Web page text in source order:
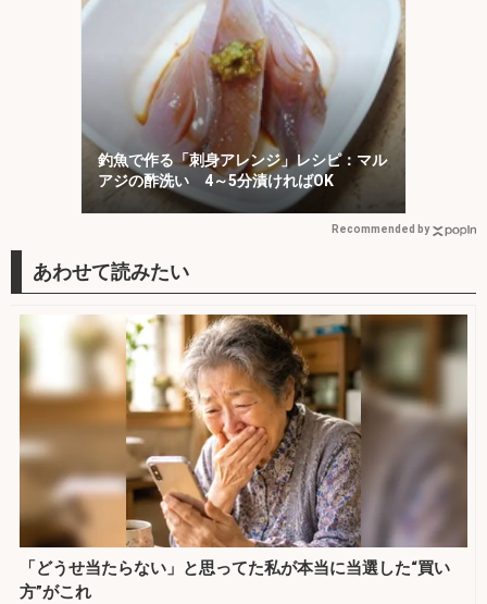
釣魚で作る「刺身アレンジ」レシピ：マル
アジの酢洗い 4～5分漬ければOK
Recommended by
「どうせ当たらない」と思ってた私が本当に当選した“買い
方”がこれ